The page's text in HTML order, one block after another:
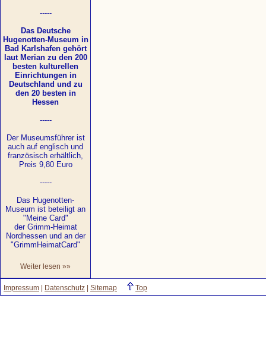
-----
Das Deutsche
Hugenotten-Museum in
Bad Karlshafen gehört
laut Merian zu den 200
besten kulturellen
Einrichtungen in
Deutschland und zu
den 20 besten in
Hessen
-----
Der Museumsführer ist
auch auf englisch und
französisch erhältlich,
Preis 9,80 Euro
-----
Das Hugenotten-
Museum ist beteiligt an
"Meine Card"
der Grimm-Heimat
Nordhessen und an der
"GrimmHeimatCard"
Weiter lesen »»
Impressum Datenschutz Sitemap Top